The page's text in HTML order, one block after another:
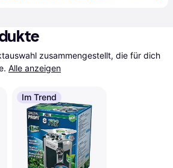
zusammengestellt, die für dich
Alle anzeigen
Im Trend